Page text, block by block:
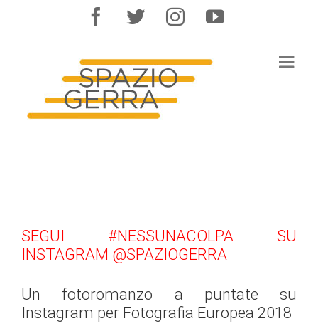
facebooktwitter instagramyoutube
SEGUI #NESSUNACOLPA SU
INSTAGRAM @SPAZIOGERRA
Un fotoromanzo a puntate su
Instagram per Fotografia Europea 2018